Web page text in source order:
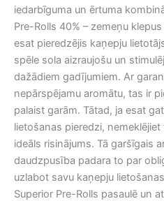
iedarbīguma un ērtuma
Pre-Rolls 40% – zemeņu
esat pieredzējis kaņepju
spēle sola aizraujošu un
dažādiem gadījumiem. Ar
nepārspējamu aromātu, tas ir
palaist garām. Tātad, ja esat
lietošanas pieredzi,
ideāls risinājums. Tā garšīgais
daudzpusība padara to par
uzlabot savu kaņepju
Superior Pre-Rolls pasaulē un